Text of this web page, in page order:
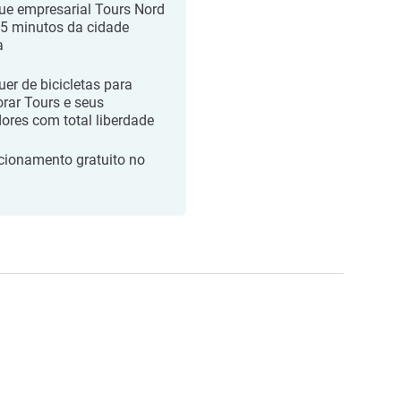
empresarial Tours Nord
minutos da cidade
de bicicletas para
Tours e seus
com total liberdade
gratuito no